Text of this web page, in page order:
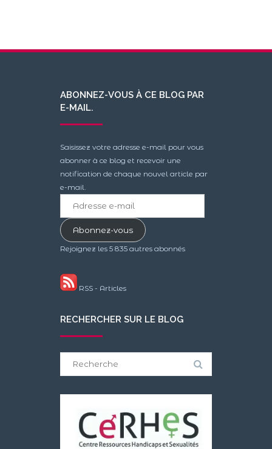
ABONNEZ-VOUS À CE BLOG PAR
E-MAIL.
Saisissez votre adresse e-mail pour vous
abonner à ce blog et recevoir une
notification de chaque nouvel article par
e-mail.
mailAbonnez-vous
Rejoignez les 5 835 autres abonnés
RSS - Articles
RECHERCHER SUR LE BLOG